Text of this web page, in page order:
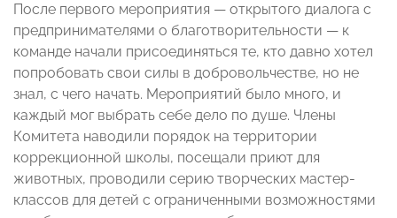
После первого мероприятия — открытого диалога с
предпринимателями о благотворительности — к
команде начали присоединяться те, кто давно хотел
попробовать свои силы в добровольчестве, но не
знал, с чего начать. Мероприятий было много, и
каждый мог выбрать себе дело по душе. Члены
Комитета наводили порядок на территории
коррекционной школы, посещали приют для
животных, проводили серию творческих мастер-
классов для детей с ограниченными возможностями